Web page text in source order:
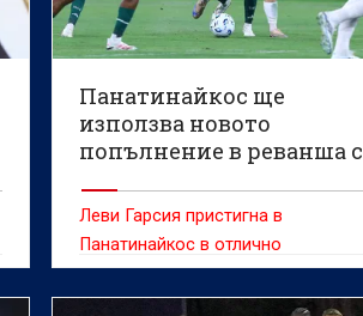
Панатинайкос ще
използва новото
попълнение в реванша с
Леви Гарсия пристигна в
Панатинайкос в отлично
състояние и даде ясна заявка, че
е готов за решителния реванш